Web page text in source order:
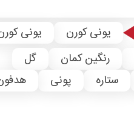
یونی کورن
یونی
رنگین کمان
گل
ستاره پونی